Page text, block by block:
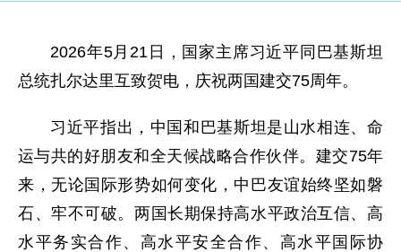
2026年5月21日，国家主席习近平同巴基斯坦
总统扎尔达里互致贺电，庆祝两国建交75周年。
习近平指出，中国和巴基斯坦是山水相连、命
运与共的好朋友和全天候战略合作伙伴。建交75年
来，无论国际形势如何变化，中巴友谊始终坚如磐
石、牢不可破。两国长期保持高水平政治互信、高
水平务实合作、高水平安全合作、高水平国际协